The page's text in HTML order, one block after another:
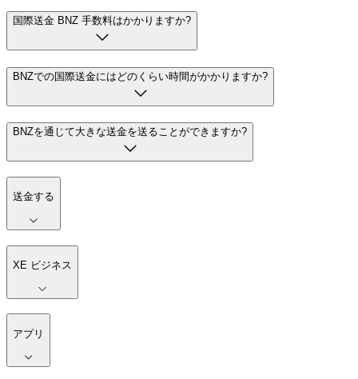
国際送金 BNZ 手数料はかかりますか?
BNZでの国際送金にはどのくらい時間がかかりますか?
BNZを通じて大きな送金を送ることができますか?
送金する
XE ビジネス
アプリ